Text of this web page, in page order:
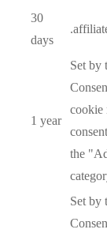
30
days
1 year
Set by
cookie
the
Set by